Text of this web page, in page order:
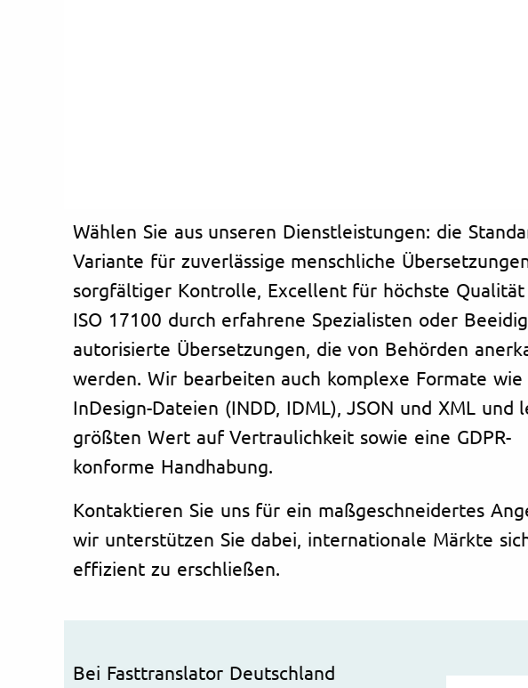
Wählen Sie aus unseren Dienstleistungen: die
Variante für zuverlässige menschliche
sorgfältiger Kontrolle, Excellent für höchste Qualität
ISO 17100 durch erfahrene Spezialisten oder
autorisierte Übersetzungen, die von Behörden
werden. Wir bearbeiten auch komplexe Formate wie
InDesign-Dateien (INDD, IDML), JSON und XML und
größten Wert auf Vertraulichkeit sowie eine GDPR-
konforme Handhabung.
Kontaktieren Sie uns für ein maßgeschneidertes
wir unterstützen Sie dabei, internationale Märkte
effizient zu erschließen.
Bei Fasttranslator Deutschland